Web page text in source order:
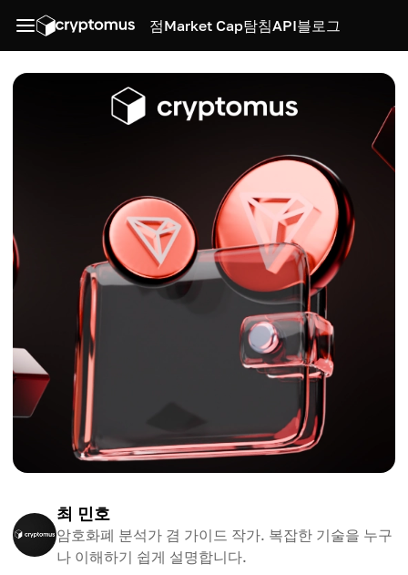
점Market Cap탐침API블로그
최 민호
암호화폐 분석가 겸 가이드 작가. 복잡한 기술을 누구
나 이해하기 쉽게 설명합니다.